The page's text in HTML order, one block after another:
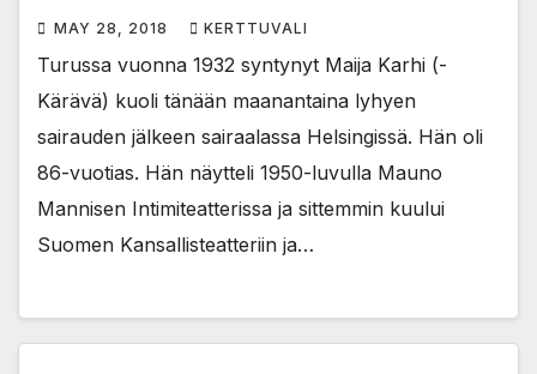
MAY 28, 2018 KERTTUVALI
Turussa vuonna 1932 syntynyt Maija Karhi (-
Kärävä) kuoli tänään maanantaina lyhyen
sairauden jälkeen sairaalassa Helsingissä. Hän oli
86-vuotias. Hän näytteli 1950-luvulla Mauno
Mannisen Intimiteatterissa ja sittemmin kuului
Suomen Kansallisteatteriin ja…